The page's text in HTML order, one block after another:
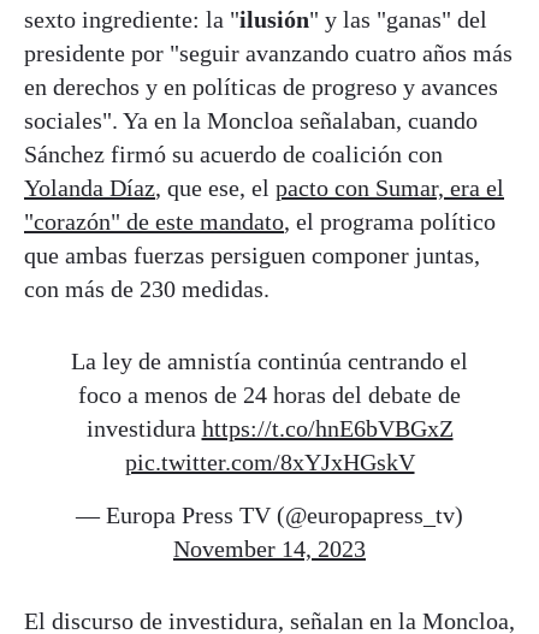
sexto ingrediente: la "ilusión" y las "ganas" del
presidente por "seguir avanzando cuatro años más
en derechos y en políticas de progreso y avances
sociales". Ya en la Moncloa señalaban, cuando
Sánchez firmó su acuerdo de coalición con
Yolanda Díaz, que ese, el pacto con Sumar, era el
"corazón" de este mandato, el programa político
que ambas fuerzas persiguen componer juntas,
con más de 230 medidas.
La ley de amnistía continúa centrando el
foco a menos de 24 horas del debate de
investidura https://t.co/hnE6bVBGxZ
pic.twitter.com/8xYJxHGskV
— Europa Press TV (@europapress_tv)
November 14, 2023
El discurso de investidura, señalan en la Moncloa,